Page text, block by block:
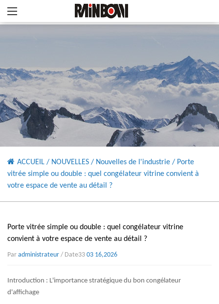
ACCUEIL / NOUVELLES / Nouvelles de l'industrie / Porte
vitrée simple ou double : quel congélateur vitrine convient à
votre espace de vente au détail ?
Porte vitrée simple ou double : quel congélateur vitrine
convient à votre espace de vente au détail ?
Par administrateur / Date33 03 16,2026
Introduction : L'importance stratégique du bon congélateur
d'affichage